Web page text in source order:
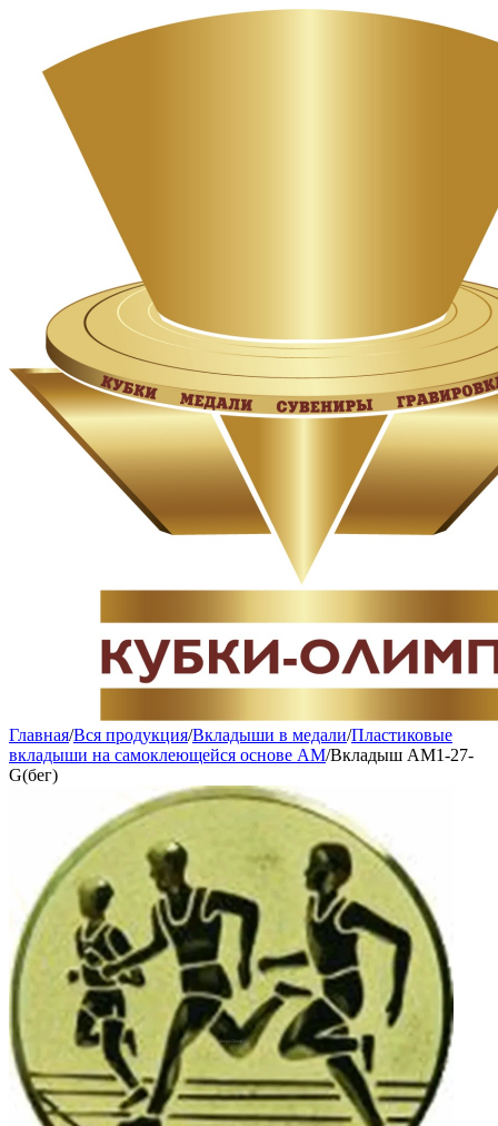
Главная/Вся продукция/Вкладыши в медали/Пластиковые
вкладыши на самоклеющейся основе AM/Вкладыш AM1-27-
G(бег)